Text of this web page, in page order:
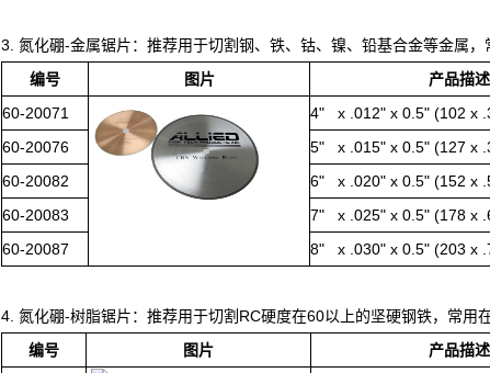
3. 氮化硼-金属锯片：推荐用于切割钢、铁、钴、镍、铅基合金等金属，
编号
图片
产品描述
60-20071
4" x .012" x 0.5" (102 x
60-20076
5" x .015" x 0.5" (127 x
60-20082
6" x .020" x 0.5" (152 x
60-20083
7" x .025" x 0.5" (178 x
60-20087
8" x .030" x 0.5" (203 x
4. 氮化硼-树脂锯片：推荐用于切割RC硬度在60以上的坚硬钢铁，常用
编号
图片
产品描述